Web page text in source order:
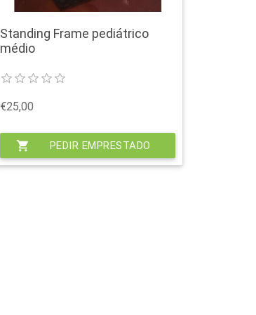
Standing Frame pediátrico
médio
€25,00
shopping_cart PEDIR EMPRESTADO